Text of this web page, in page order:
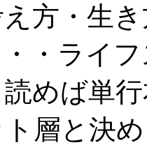
方・生
・ライ
めば単
層と決